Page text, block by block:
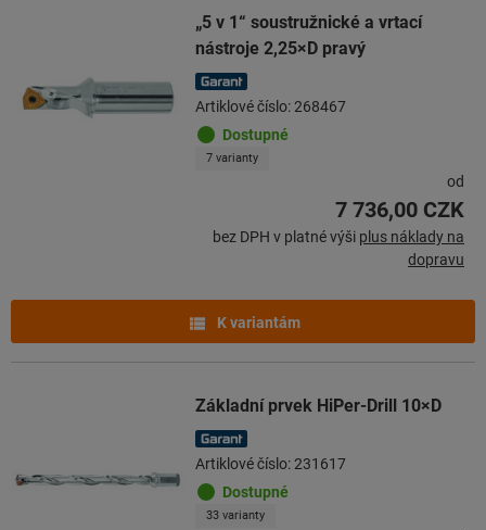
„5 v 1“ soustružnické a vrtací
nástroje 2,25×D pravý
Artiklové číslo: 268467
Dostupné
7 varianty
od
7 736,00 CZK
bez DPH v platné výši plus náklady na
dopravu
K variantám
Základní prvek HiPer-Drill 10×D
Artiklové číslo: 231617
Dostupné
33 varianty